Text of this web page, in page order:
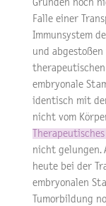
Gründen noch
Falle einer
Immunsystem
und
therapeutischen
embryonale
identisch mit
nicht vom
nicht gelungen.
heute bei der
embryonalen
Tumorbildung